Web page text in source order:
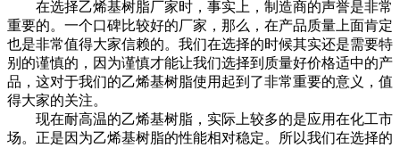
在选择乙烯基树脂厂家时，事实上，制造商的声誉是非常
重要的。一个口碑比较好的厂家，那么，在产品质量上面肯定
也是非常值得大家信赖的。我们在选择的时候其实还是需要特
别的谨慎的，因为谨慎才能让我们选择到质量好价格适中的产
品，这对于我们的乙烯基树脂使用起到了非常重要的意义，值
得大家的关注。
现在耐高温的乙烯基树脂，实际上较多的是应用在化工市
场。正是因为乙烯基树脂的性能相对稳定。所以我们在选择的